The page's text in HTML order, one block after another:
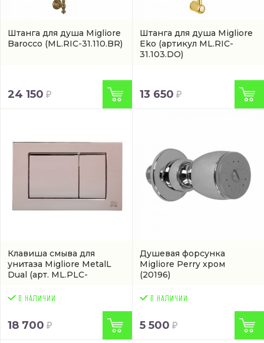
Штанга для душа Migliore
Barocco (ML.RIC-31.110.BR)
24 150
Штанга для душа Migliore
Eko (артикул ML.RIC-
31.103.DO)
13 650
Клавиша смыва для
унитаза Migliore MetalL
Dual (арт. ML.PLC-
18 700
Душевая форсунка
Migliore Perry хром
(20196)
5 500